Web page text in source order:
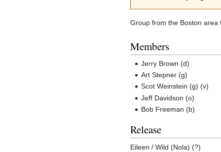
Group from the Boston
Members
Jerry Brown (d)
Art Stepner (g)
Scot Weinstein (g) (v)
Jeff Davidson (o)
Bob Freeman (b)
Release
Eileen / Wild (Nola) (?)